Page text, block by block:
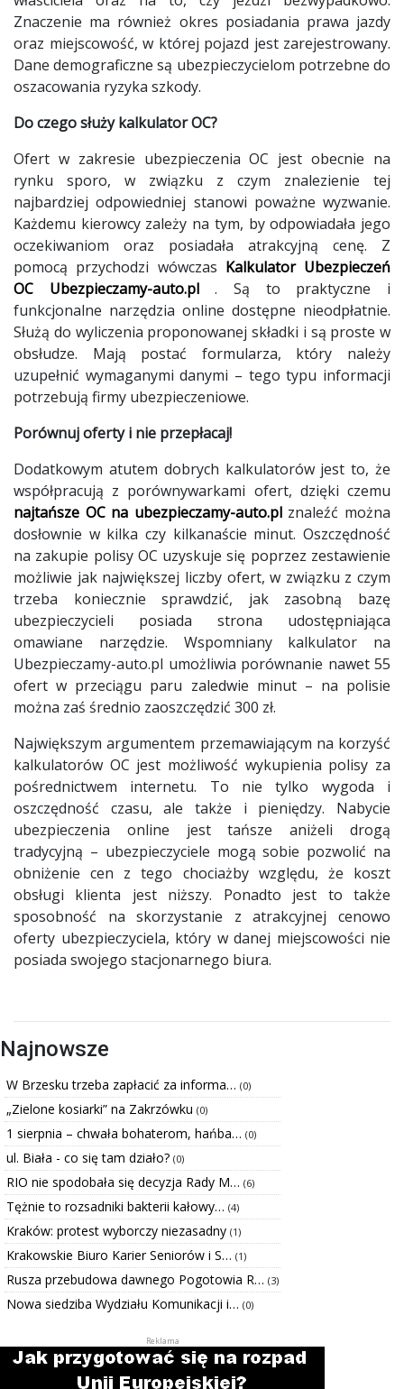
Znaczenie ma również okres posiadania prawa jazdy
oraz miejscowość, w której pojazd jest zarejestrowany.
Dane demograficzne są ubezpieczycielom potrzebne do
oszacowania ryzyka szkody.
Do czego służy kalkulator OC?
Ofert w zakresie ubezpieczenia OC jest obecnie na
rynku sporo, w związku z czym znalezienie tej
najbardziej odpowiedniej stanowi poważne wyzwanie.
Każdemu kierowcy zależy na tym, by odpowiadała jego
oczekiwaniom oraz posiadała atrakcyjną cenę. Z
pomocą przychodzi wówczas Kalkulator Ubezpieczeń
OC Ubezpieczamy-auto.pl
.
Są to praktyczne i
funkcjonalne narzędzia online dostępne nieodpłatnie.
Służą do wyliczenia proponowanej składki i są proste w
obsłudze. Mają postać formularza, który należy
uzupełnić wymaganymi danymi – tego typu informacji
potrzebują firmy ubezpieczeniowe.
Porównuj oferty i nie przepłacaj!
Dodatkowym atutem dobrych kalkulatorów jest to, że
współpracują z porównywarkami ofert, dzięki czemu
najtańsze OC na ubezpieczamy-auto.pl znaleźć można
dosłownie w kilka czy kilkanaście minut. Oszczędność
na zakupie polisy OC uzyskuje się poprzez zestawienie
możliwie jak największej liczby ofert, w związku z czym
trzeba koniecznie sprawdzić, jak zasobną bazę
ubezpieczycieli posiada strona udostępniająca
omawiane narzędzie. Wspomniany kalkulator na
Ubezpieczamy-auto.pl umożliwia porównanie nawet 55
ofert w przeciągu paru zaledwie minut – na polisie
można zaś średnio zaoszczędzić 300 zł.
Największym argumentem przemawiającym na korzyść
kalkulatorów OC jest możliwość wykupienia polisy za
pośrednictwem internetu. To nie tylko wygoda i
oszczędność czasu, ale także i pieniędzy. Nabycie
ubezpieczenia online jest tańsze aniżeli drogą
tradycyjną – ubezpieczyciele mogą sobie pozwolić na
obniżenie cen z tego chociażby względu, że koszt
obsługi klienta jest niższy. Ponadto jest to także
sposobność na skorzystanie z atrakcyjnej cenowo
oferty ubezpieczyciela, który w danej miejscowości nie
posiada swojego stacjonarnego biura.
Najnowsze
W Brzesku trzeba zapłacić za informa… (0)
„Zielone kosiarki” na Zakrzówku (0)
1 sierpnia – chwała bohaterom, hańba… (0)
ul. Biała - co się tam działo? (0)
RIO nie spodobała się decyzja Rady M… (6)
Tężnie to rozsadniki bakterii kałowy… (4)
Kraków: protest wyborczy niezasadny (1)
Krakowskie Biuro Karier Seniorów i S… (1)
Rusza przebudowa dawnego Pogotowia R… (3)
Nowa siedziba Wydziału Komunikacji i… (0)